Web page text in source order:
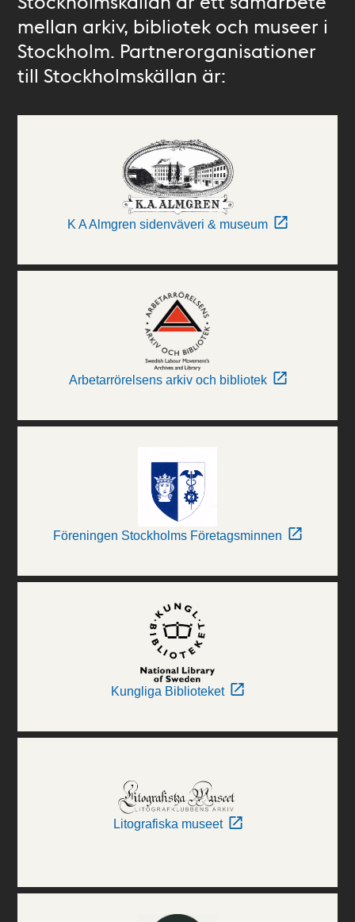
mellan arkiv, bibliotek och museer i
Stockholm. Partnerorganisationer
till Stockholmskällan är:
K A Almgren sidenväveri & museum
Arbetarrörelsens arkiv och bibliotek
Föreningen Stockholms Företagsminnen
Kungliga Biblioteket
Litografiska museet